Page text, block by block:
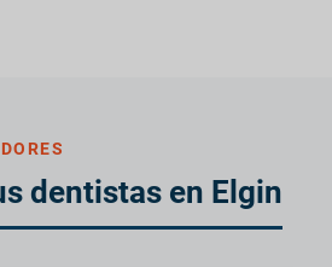
dentistas en Elgin